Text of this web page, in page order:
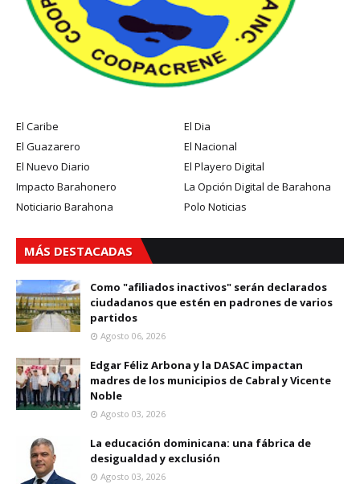
El Caribe
El Dia
El Guazarero
El Nacional
El Nuevo Diario
El Playero Digital
Impacto Barahonero
La Opción Digital de Barahona
Noticiario Barahona
Polo Noticias
MÁS DESTACADAS
Como "afiliados inactivos" serán declarados
ciudadanos que estén en padrones de varios
partidos
Agosto 06, 2026
Edgar Féliz Arbona y la DASAC impactan
madres de los municipios de Cabral y Vicente
Noble
Agosto 03, 2026
La educación dominicana: una fábrica de
desigualdad y exclusión
Agosto 03, 2026